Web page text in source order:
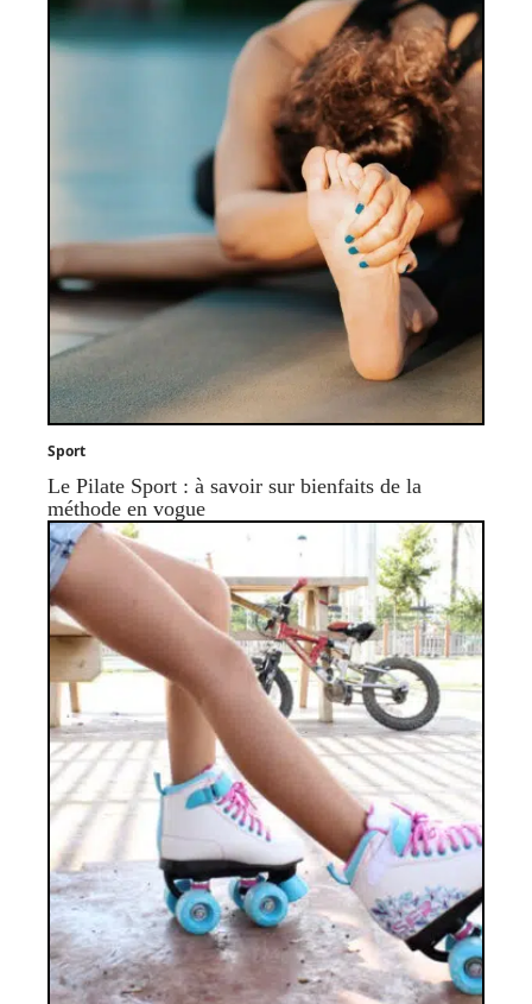
Sport
Le Pilate Sport : à savoir sur bienfaits de la
méthode en vogue